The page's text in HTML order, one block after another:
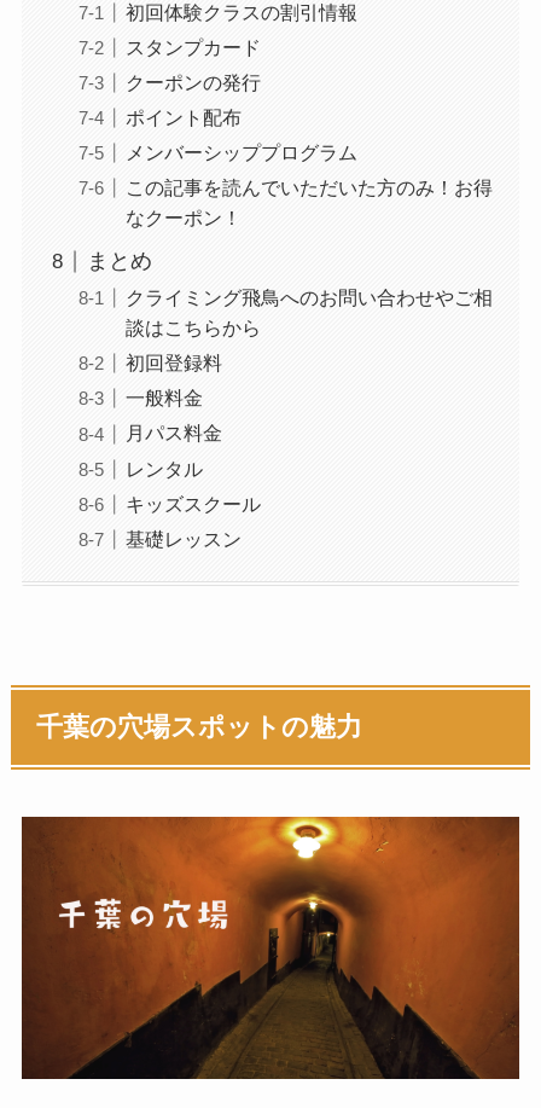
初回体験クラスの割引情報
スタンプカード
クーポンの発行
ポイント配布
メンバーシッププログラム
この記事を読んでいただいた方のみ！お得
なクーポン！
まとめ
クライミング飛鳥へのお問い合わせやご相
談はこちらから
初回登録料
一般料金
月パス料金
レンタル
キッズスクール
基礎レッスン
千葉の穴場スポットの魅力